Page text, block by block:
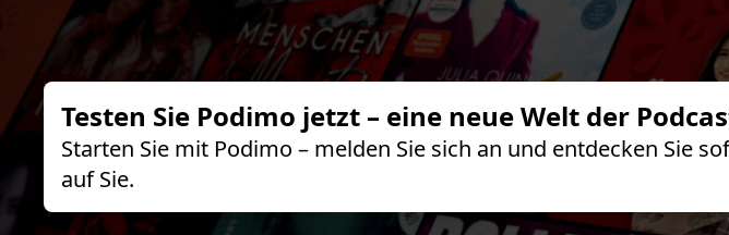
Testen Sie Podimo jetzt – eine neue Welt der
Starten Sie mit Podimo – melden Sie sich an und entdecken Sie
auf Sie.